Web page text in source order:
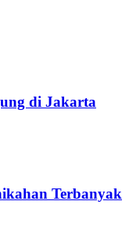
di Jakarta
Terbanyak